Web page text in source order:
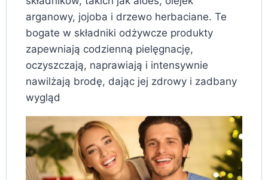
arganowy, jojoba i drzewo herbaciane. Te
bogate w składniki odżywcze produkty
zapewniają codzienną pielęgnację,
oczyszczają, naprawiają i intensywnie
nawilżają brodę, dając jej zdrowy i zadbany
wygląd